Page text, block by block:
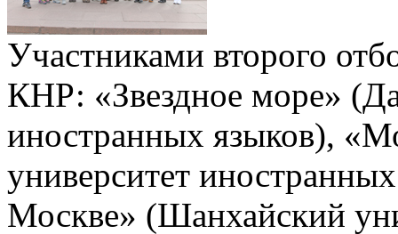
Участниками второго
КНР: «Звездное море»
иностранных языков),
университет
Москве» (Шанхайский